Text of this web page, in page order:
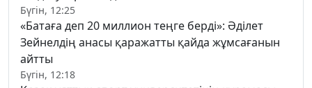
Бүгін, 12:25
«Батаға деп 20 миллион теңге берді»: Әділет
Зейнелдің анасы қаражатты қайда жұмсағанын
айтты
Бүгін, 12:18